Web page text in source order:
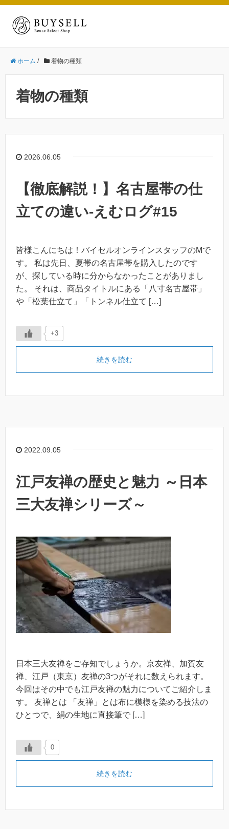
ホーム / 着物の種類
着物の種類
2026.06.05
【徹底解説！】名古屋帯の仕
立ての違い-えむログ#15
皆様こんにちは！バイセルオンラインスタッフのMで
す。 私は先日、夏帯の名古屋帯を購入したのです
が、探している時に分からなかったことがありまし
た。 それは、商品タイトルにある「八寸名古屋帯」
や「松葉仕立て」「トンネル仕立て […]
+3
続きを読む
2022.09.05
江戸友禅の歴史と魅力 ～日本
三大友禅シリーズ～
日本三大友禅をご存知でしょうか。京友禅、加賀友
禅、江戸（東京）友禅の3つがそれに数えられます。
今回はその中でも江戸友禅の魅力についてご紹介しま
す。 友禅とは 「友禅」とは布に模様を染める技法の
ひとつで、絹の生地に直接筆で […]
0
続きを読む